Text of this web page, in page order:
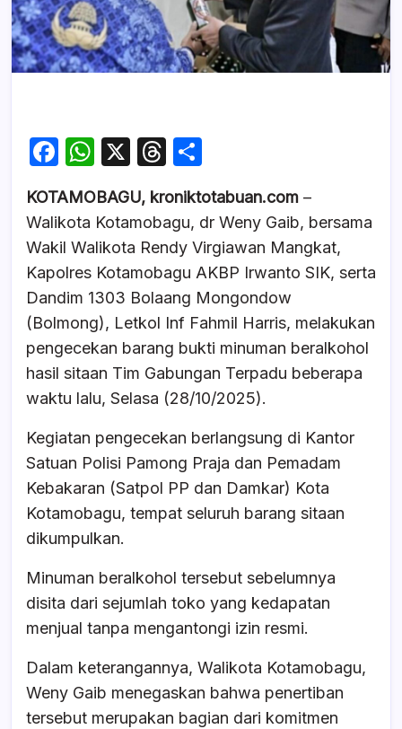
F
c
e
b
o
o
k
W
at
s
A
p
p
X
T
e
a
d
s
ar
e
KOTAMOBAGU, kroniktotabuan.com –
Walikota Kotamobagu, dr Weny Gaib, bersama
Wakil Walikota Rendy Virgiawan Mangkat,
Kapolres Kotamobagu AKBP Irwanto SIK, serta
Dandim 1303 Bolaang Mongondow
(Bolmong), Letkol Inf Fahmil Harris, melakukan
pengecekan barang bukti minuman beralkohol
hasil sitaan Tim Gabungan Terpadu beberapa
waktu lalu, Selasa (28/10/2025).
Kegiatan pengecekan berlangsung di Kantor
Satuan Polisi Pamong Praja dan Pemadam
Kebakaran (Satpol PP dan Damkar) Kota
Kotamobagu, tempat seluruh barang sitaan
dikumpulkan.
Minuman beralkohol tersebut sebelumnya
disita dari sejumlah toko yang kedapatan
menjual tanpa mengantongi izin resmi.
Dalam keterangannya, Walikota Kotamobagu,
Weny Gaib menegaskan bahwa penertiban
tersebut merupakan bagian dari komitmen